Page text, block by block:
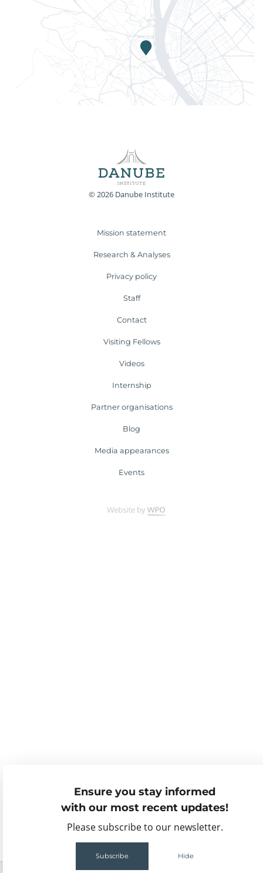
Ensure you stay informed
with our most recent updates!
Please subscribe to our newsletter.
Subscribe Hide
© 2026 Danube Institute
Mission statement
Research & Analyses
Privacy policy
Staff
Contact
Visiting Fellows
Videos
Internship
Partner organisations
Blog
Media appearances
Events
68